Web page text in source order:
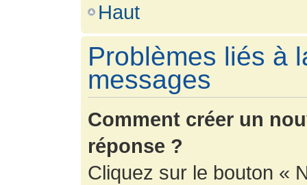
Haut
Problèmes liés à
messages
Comment créer un
réponse ?
Cliquez sur le bouton «